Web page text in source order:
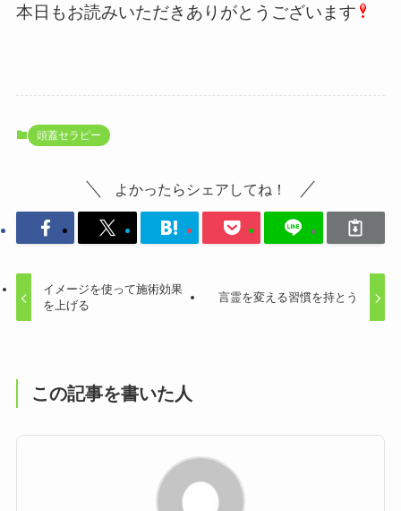
本日もお読みいただきありがとうございます
頭蓋セラピー
よかったらシェアしてね！
イメージを使って施術効果
を上げる
言霊を変える習慣を持とう
この記事を書いた人